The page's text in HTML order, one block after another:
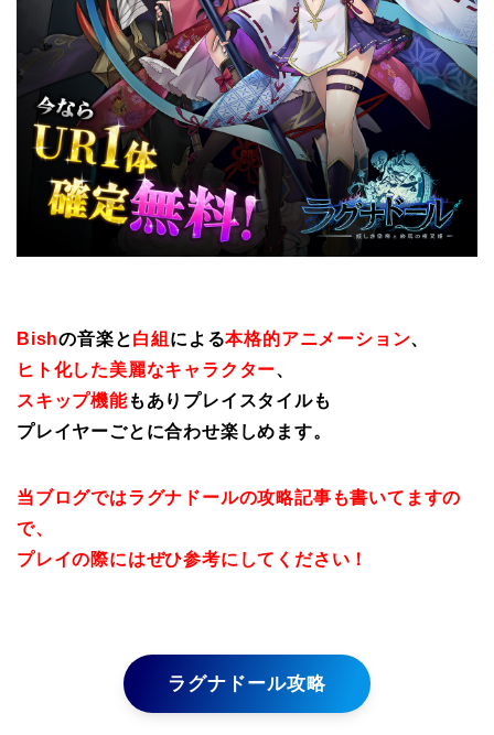
Bishの音楽と白組 による本格的アニメーション、
ヒト化した美麗なキャラクター、
スキップ機能もありプレイスタイルも
プレイヤーごとに合わせ楽しめます。
当ブログではラグナドールの攻略記事も書いてますの
で、
プレイの際にはぜひ参考にしてください！
ラグナドール攻略